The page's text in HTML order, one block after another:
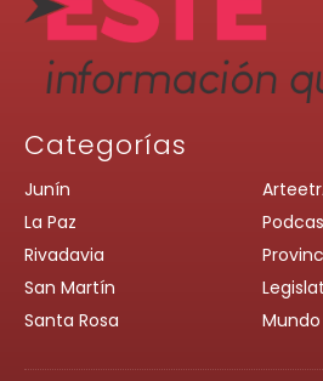
Categorías
Junín
La Paz
Rivadavia
San Martín
Santa Rosa
Mundo